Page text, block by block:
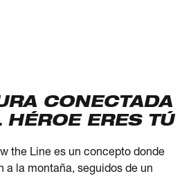
CONECTADA
ERES TÚ
the Line es un concepto donde
a la montaña, seguidos de un